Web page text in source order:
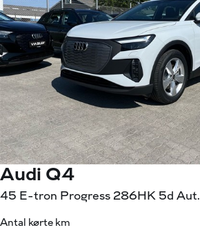
Audi Q4
45 E-tron Progress 286HK 5d Aut.
Antal kørte km